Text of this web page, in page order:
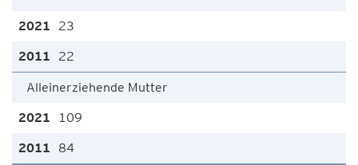
23
22
Alleinerziehende Mutter
109
84